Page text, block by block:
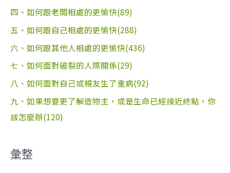
四、如何跟老闆相處的更愉快(89)
五、如何跟自己相處的更愉快(288)
六、如何跟其他人相處的更愉快(436)
七、如何面對破裂的人際關係(29)
八、如何面對自己或親友生了重病(92)
九、如果想要更了解造物主，或是生命已經接近終點，你
該怎麼辦(120)
彙整